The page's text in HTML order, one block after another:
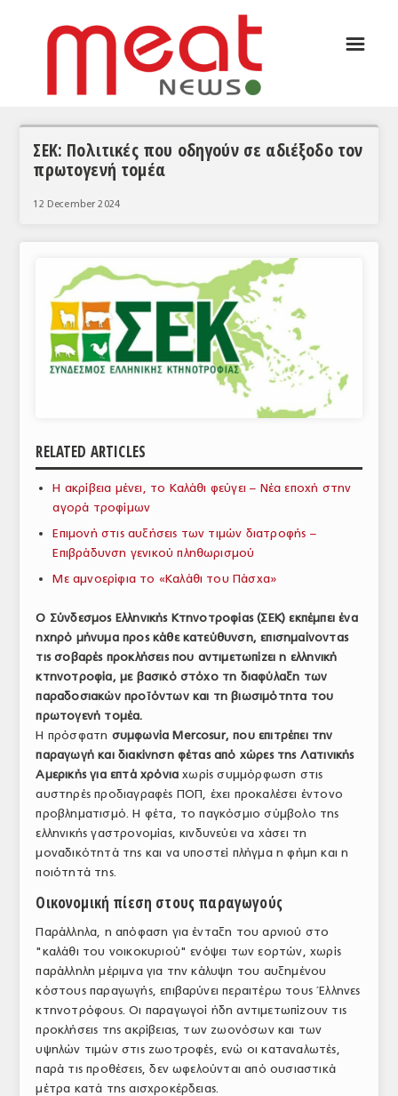
ΣΥΝΕΝΤΕΥΞΕΙΣ
ΘΕΜΑΤΑ
ΚΟΣΜΟΣ
ΕΙΔΗΣΕΙΣ
ΕΥΡΩΠΑΪΚΕΣ ΑΠΟΦΑΣΕΙΣ
ΕΜΠΟΡΙΚΟΣ ΚΑΤΑΛΟΓΟΣ
ΠΑΡΑΓΩΓΗ & ΕΜΠΟΡΙΑ
ΣΦΑΓΕΙΑ
ΥΠΗΡΕΣΙΕΣ
ΕΜΠΟΡΙΚΟΙ ΑΝΤΙΠΡΟΣΩΠΟΙ
ΕΛΛΗΝΙΚΗ ΝΟΜΟΘΕΣΙΑ
ΕΥΡΩΠΑΪΚΗ ΝΟΜΟΘΕΣΙΑ
ΤΟ ΠΕΡΙΟΔΙΚΟ
Profile
☰
ΣΕΚ: Πολιτικές που οδηγούν σε αδιέξοδο τον
πρωτογενή τομέα
12 December 2024
RELATED ARTICLES
Η ακρίβεια μένει, το Καλάθι φεύγει – Νέα εποχή στην
αγορά τροφίμων
Επιμονή στις αυξήσεις των τιμών διατροφής –
Επιβράδυνση γενικού πληθωρισμού
Με αμνοερίφια το «Καλάθι του Πάσχα»
Ο Σύνδεσμος Ελληνικής Κτηνοτροφίας (ΣΕΚ) εκπέμπει ένα
ηχηρό μήνυμα προς κάθε κατεύθυνση, επισημαίνοντας
τις σοβαρές προκλήσεις που αντιμετωπίζει η ελληνική
κτηνοτροφία, με βασικό στόχο τη διαφύλαξη των
παραδοσιακών προϊόντων και τη βιωσιμότητα του
πρωτογενή τομέα.
Η πρόσφατη συμφωνία Mercosur, που επιτρέπει την
παραγωγή και διακίνηση φέτας από χώρες της Λατινικής
Αμερικής για επτά χρόνια χωρίς συμμόρφωση στις
αυστηρές προδιαγραφές ΠΟΠ, έχει προκαλέσει έντονο
προβληματισμό. Η φέτα, το παγκόσμιο σύμβολο της
ελληνικής γαστρονομίας, κινδυνεύει να χάσει τη
μοναδικότητά της και να υποστεί πλήγμα η φήμη και η
ποιότητά της.
Οικονομική πίεση στους παραγωγούς
Παράλληλα, η απόφαση για ένταξη του αρνιού στο
"καλάθι του νοικοκυριού" ενόψει των εορτών, χωρίς
παράλληλη μέριμνα για την κάλυψη του αυξημένου
κόστους παραγωγής, επιβαρύνει περαιτέρω τους Έλληνες
κτηνοτρόφους. Οι παραγωγοί ήδη αντιμετωπίζουν τις
προκλήσεις της ακρίβειας, των ζωονόσων και των
υψηλών τιμών στις ζωοτροφές, ενώ οι καταναλωτές,
παρά τις προθέσεις, δεν ωφελούνται από ουσιαστικά
μέτρα κατά της αισχροκέρδειας.